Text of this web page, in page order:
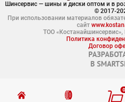
0
Шинсервис — шины и диски оптом и в
© 2017-
При использовании материалов
сайт
ТОО
Политика
Договор
В